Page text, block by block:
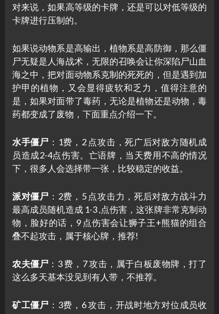
对来说，如果高等级的卡牌，还是可以对低等级的
卡牌进行压制的。
如果说动物系是高输出，植物系是高防御，那么僵
尸无疑是人海战术，无限的召唤会让你深陷尸山血
海之中，把对面动物系克制的死死的，但是遇到加
护甲的植物，又会显得疲软和乏力，值得注意的
是，如果对面带了毒药，无论是植物还是动物，毒
药都变成了废物，下面重点介绍一下。
水手僵尸 ：1费，2 点攻击，死广后对敌方随机成
员造成2-4点伤害。亡语牌，当天费用不高的情况
下，很多人会选择带一张，比较稳定的收益。
派对僵尸 ：2费，5 点攻击力，死后对敌方战斗力
最高成员随机造成 1-3 ,点伤害，这张牌非常克制动
物，脸好的话，9 点伤害会让狮子王+熊猫的组合
叠不起攻击，属于核心牌，推荐!
农夫僵尸 ：3 费，7 攻击，属于白板废物牌，打了
这么多天基本没见到有人带，不推荐。
矿工僵尸 ：3费，6 攻击，开战时地方对位成员收